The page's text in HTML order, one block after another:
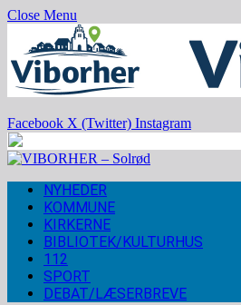
Close Menu
Facebook X (Twitter) Instagram
NYHEDER
KOMMUNE
KIRKERNE
BIBLIOTEK/KULTURHUS
112
SPORT
DEBAT/LÆSERBREVE